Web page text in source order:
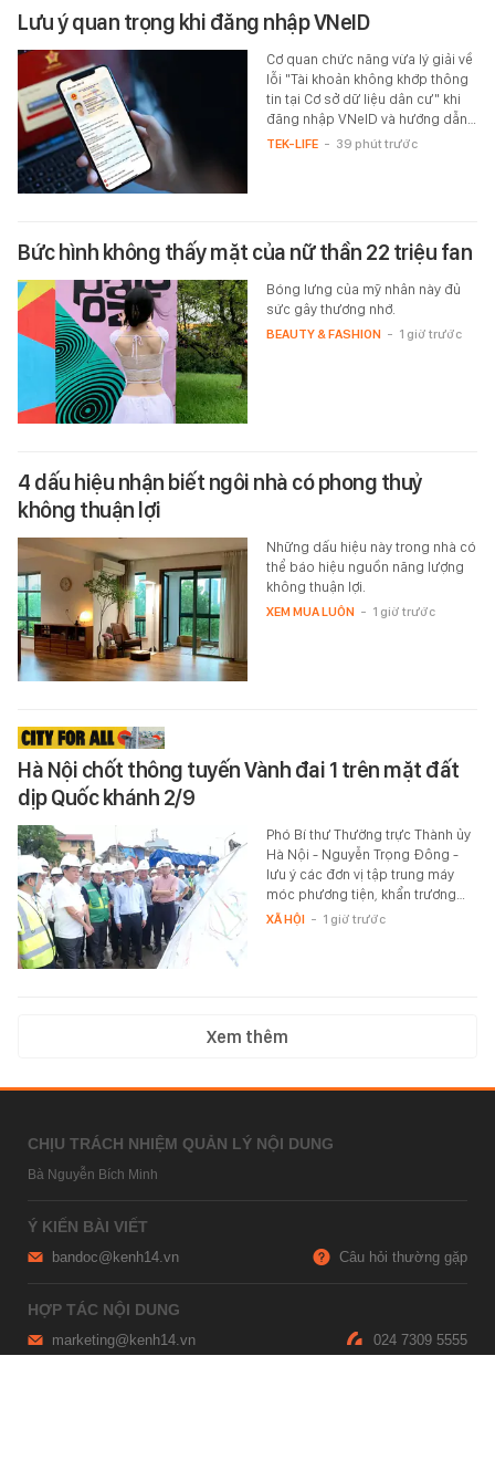
Lưu ý quan trọng khi đăng nhập VNeID
Cơ quan chức năng vừa lý giải về
lỗi "Tài khoản không khớp thông
tin tại Cơ sở dữ liệu dân cư" khi
đăng nhập VNeID và hướng dẫn…
TEK-LIFE - 39 phút trước
Bức hình không thấy mặt của nữ thần 22 triệu fan
Bóng lưng của mỹ nhân này đủ
sức gây thương nhớ.
BEAUTY & FASHION - 1 giờ trước
4 dấu hiệu nhận biết ngôi nhà có phong thuỷ
không thuận lợi
Những dấu hiệu này trong nhà có
thể báo hiệu nguồn năng lượng
không thuận lợi.
XEM MUA LUÔN - 1 giờ trước
Hà Nội chốt thông tuyến Vành đai 1 trên mặt đất
dịp Quốc khánh 2/9
Phó Bí thư Thường trực Thành ủy
Hà Nội - Nguyễn Trọng Đông -
lưu ý các đơn vị tập trung máy
móc phương tiện, khẩn trương…
XÃ HỘI - 1 giờ trước
Xem thêm
CHỊU TRÁCH NHIỆM QUẢN LÝ NỘI DUNG
Bà Nguyễn Bích Minh
Ý KIẾN BÀI VIẾT
bandoc@kenh14.vn Câu hỏi thường gặp
HỢP TÁC NỘI DUNG
marketing@kenh14.vn 024 7309 5555